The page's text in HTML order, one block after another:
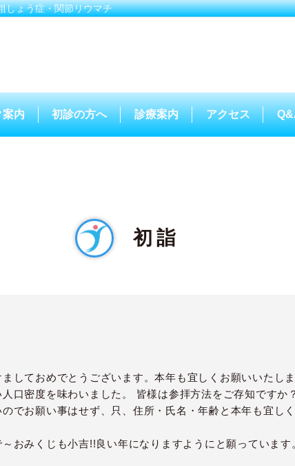
しょう症・関節リウマチ
案内 初診の方へ 診療案内 アクセス
初詣
しておめでとうございます。本年も宜しくお願いいたしま
口密度を味わいました。 皆様は参拝方法をご存知ですか？
でお願い事はせず、只、住所・氏名・年齢と本年も宜し
おみくじも小吉!!良い年になりますようにと願っています